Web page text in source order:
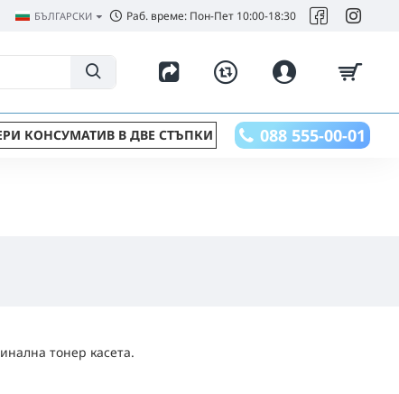
БЪЛГАРСКИ Раб. време: Пон-Пет 10:00-18:30
КОНСУМАТИВ В ДВЕ СТЪПКИ 088 555-00-01
тонер касета.